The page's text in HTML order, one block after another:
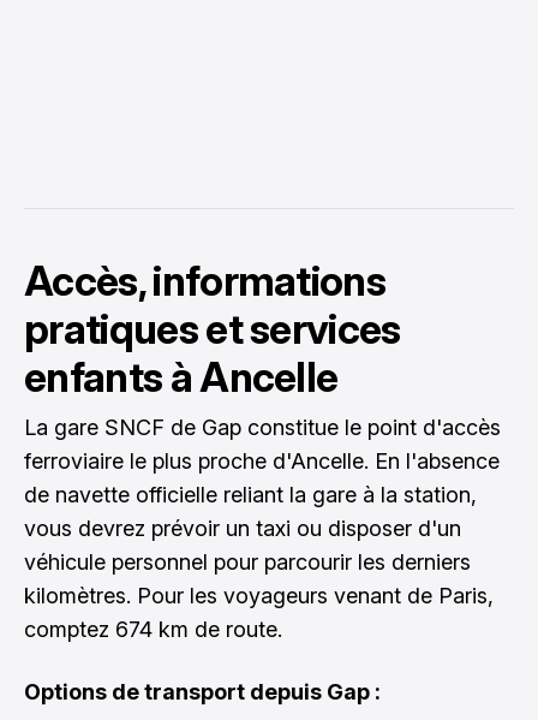
Accès, informations
pratiques et services
enfants à Ancelle
La gare SNCF de Gap constitue le point d'accès
ferroviaire le plus proche d'Ancelle. En l'absence
de navette officielle reliant la gare à la station,
vous devrez prévoir un taxi ou disposer d'un
véhicule personnel pour parcourir les derniers
kilomètres. Pour les voyageurs venant de Paris,
comptez 674 km de route.
Options de transport depuis Gap :